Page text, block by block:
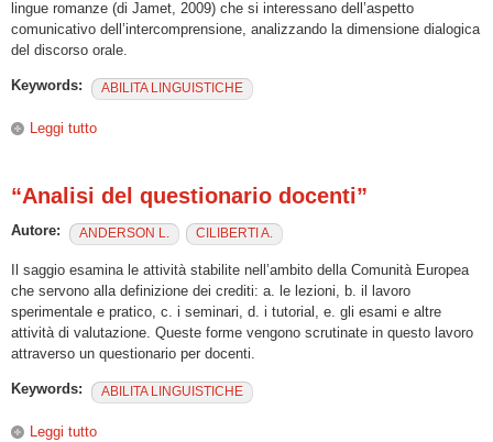
lingue romanze (di Jamet, 2009) che si interessano dell’aspetto
comunicativo dell’intercomprensione, analizzando la dimensione dialogica
del discorso orale.
Keywords: ABILITA LINGUISTICHE
Leggi tutto
“Analisi del questionario docenti”
Autore: ANDERSON L. CILIBERTI A.
Il saggio esamina le attività stabilite nell’ambito della Comunità Europea
che servono alla definizione dei crediti: a. le lezioni, b. il lavoro
sperimentale e pratico, c. i seminari, d. i tutorial, e. gli esami e altre
attività di valutazione. Queste forme vengono scrutinate in questo lavoro
attraverso un questionario per docenti.
Keywords: ABILITA LINGUISTICHE
Leggi tutto